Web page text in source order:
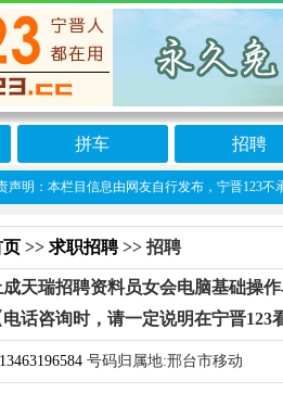
拼车 招聘
明：本栏目信息由网友自行发布，宁晋123不承
页 >> 求职招聘>> 招聘
成天瑞招聘资料员女会电脑基础操
电话咨询时，请一定说明在宁晋123
13463196584 号码归属地:邢台市移动